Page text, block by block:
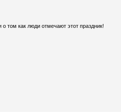
том как люди отмечают этот праздник!